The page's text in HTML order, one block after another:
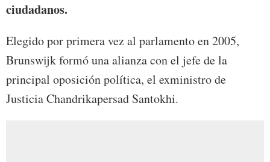
ciudadanos.
Elegido por primera vez al parlamento en 2005,
Brunswijk formó una alianza con el jefe de la
principal oposición política, el exministro de
Justicia Chandrikapersad Santokhi.